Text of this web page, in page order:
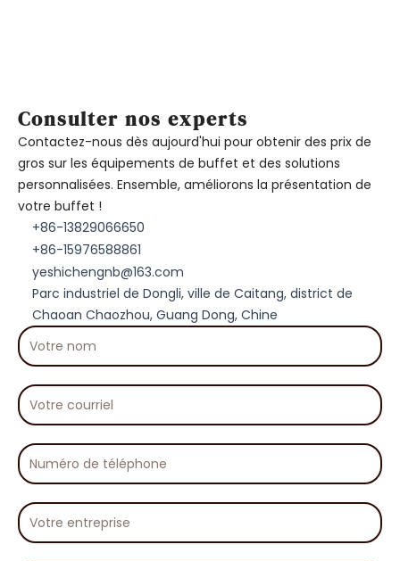
Consulter nos experts
Contactez-nous dès aujourd'hui pour obtenir des prix de
gros sur les équipements de buffet et des solutions
personnalisées. Ensemble, améliorons la présentation de
votre buffet !
+86-13829066650
+86-15976588861
yeshichengnb@163.com
Parc industriel de Dongli, ville de Caitang, district de
Chaoan Chaozhou, Guang Dong, Chine
Votre
nom
Votre
courriel
Numéro
de
téléphone
Votre
entreprise